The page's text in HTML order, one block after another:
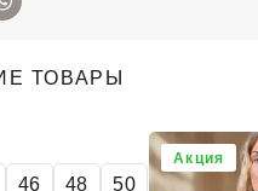
ТОВАРЫ
46 48 50
Акция